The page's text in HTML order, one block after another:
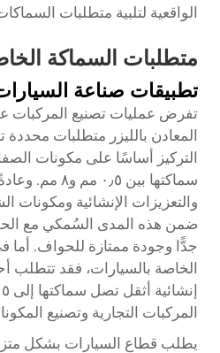
الواقعية لتلبية متطلبات
متطلبات السماكة
تطبيقات صناعة
تفرض عمليات تصنيع
المعادن بالليزر متطلبات محددة
التركيز أساسًا على مكونات
سماكتها بين
والتعزيزات الإنشائية ومكونات
ضمن هذه المدى السُمكي مع
جدًّا وجودة ممتازة للحواف. أما
الخاصة بالسيارات، فقد تتطلب
المركبات التجارية وتصنيع
يطلب قطاع السيارات بشكل